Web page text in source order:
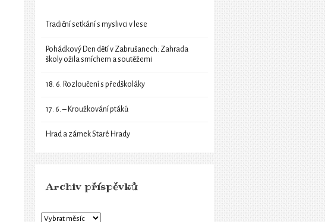
Tradiční setkání s myslivci v lese
Pohádkový Den dětí v Zabrušanech: Zahrada
školy ožila smíchem a soutěžemi
18. 6. Rozloučení s předškoláky
17. 6. – Kroužkování ptáků
Hrad a zámek Staré Hrady
Archiv příspěvků